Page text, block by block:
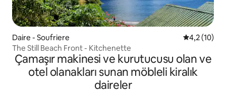
Daire - Soufriere 54,2 (10)
The Still Beach Front - Kitchenette
Çamaşır makinesi ve kurutucusu olan ve
otel olanakları sunan möbleli kiralık
daireler